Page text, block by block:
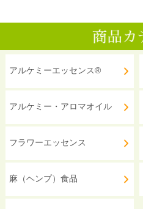
アルケミーエッセンス®
アルケミー・アロマオイル
フラワーエッセンス
麻（ヘンプ）食品